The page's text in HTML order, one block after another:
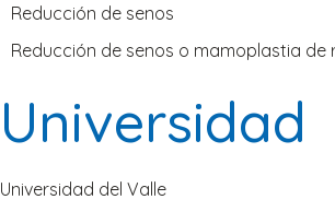
Reducción de senos
Reducción de senos o mamoplastia de
Universidad
Universidad del Valle